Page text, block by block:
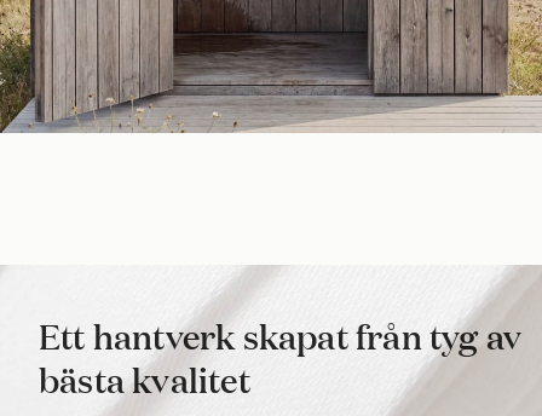
Ett hantverk skapat från tyg av
bästa kvalitet